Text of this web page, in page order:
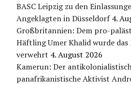
BASC Leipzig zu den
Angeklagten in Düsseldorf 4.
Großbritannien: Dem pro-
Häftling Umer Khalid wurde das
verwehrt 4. August 2026
Kamerun: Der
panafrikanistische Aktivist